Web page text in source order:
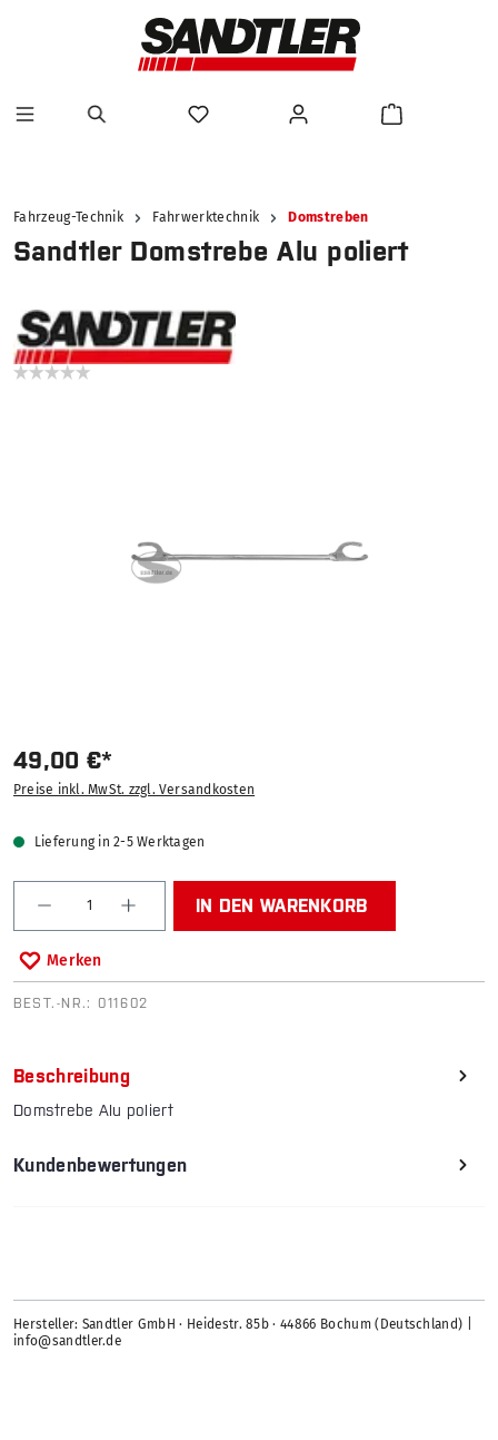
Fahrzeug-Technik Fahrwerktechnik Domstreben
Sandtler Domstrebe Alu poliert
49,00 €*
Preise inkl. MwSt. zzgl. Versandkosten
Lieferung in 2-5 Werktagen
Produkt Anzahl: Gib den gewünschten Wert ein
IN DEN WARENKORB
Merken
BEST.-NR.: 011602
Beschreibung
Domstrebe Alu poliert
Kundenbewertungen
Hersteller: Sandtler GmbH · Heidestr. 85b · 44866 Bochum (Deutschland) |
info@sandtler.de